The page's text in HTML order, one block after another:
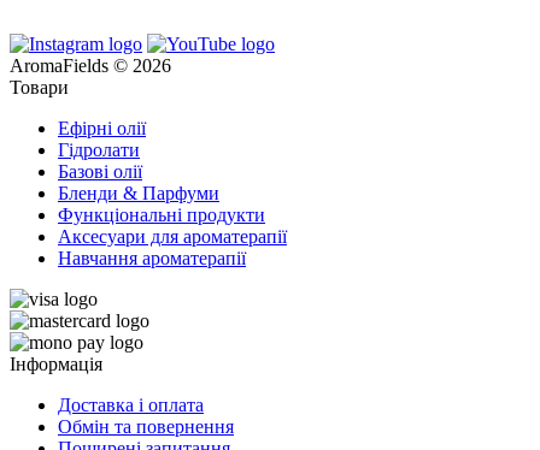
AromaFields © 2026
Товари
Ефірні олії
Гідролати
Базові олії
Бленди & Парфуми
Функціональні продукти
Аксесуари для ароматерапії
Навчання ароматерапії
Інформація
Доставка і оплата
Обмін та повернення